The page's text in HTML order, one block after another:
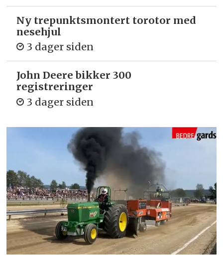
Ny trepunkts­montert torotor med
nesehjul
3 dager siden
John Deere bikker 300
registreringer
3 dager siden